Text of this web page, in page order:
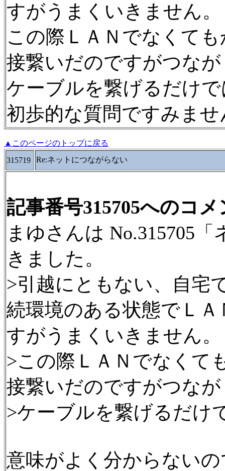
すがうまくいきません。
この際ＬＡＮでなくて
接繋いだのですがつな
ケーブルを繋げるだけ
初歩的な質問ですみませ
▲このページのトップに戻る
315719
Re:ネットにつながらない
記事番号315705へのコメ
まゆさんは No.315705
きました。
>引越にともない、自宅
続環境のある状態でＬ
すがうまくいきません。
>この際ＬＡＮでなくて
接繋いだのですがつな
>ケーブルを繋げるだけ
意味がよく分からない